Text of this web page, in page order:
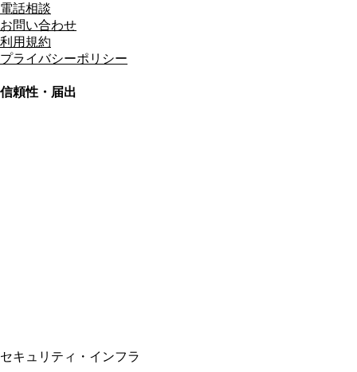
電話相談
お問い合わせ
利用規約
プライバシーポリシー
信頼性・届出
セキュリティ・インフラ